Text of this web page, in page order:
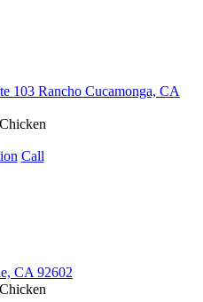
103 Rancho Cucamonga, CA
Call
CA 92602